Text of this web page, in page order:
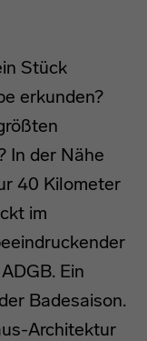
Stück
erkunden?
In der Nähe
40 Kilometer
im
Ein
Badesaison.
Architektur